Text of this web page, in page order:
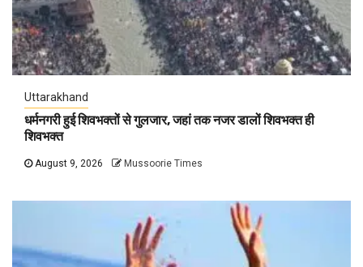
Uttarakhand
धर्मनगरी हुई शिवभक्तों से गुलजार, जहां तक नजर डालों शिवभक्त ही
शिवभक्त
August 9, 2026 Mussoorie Times